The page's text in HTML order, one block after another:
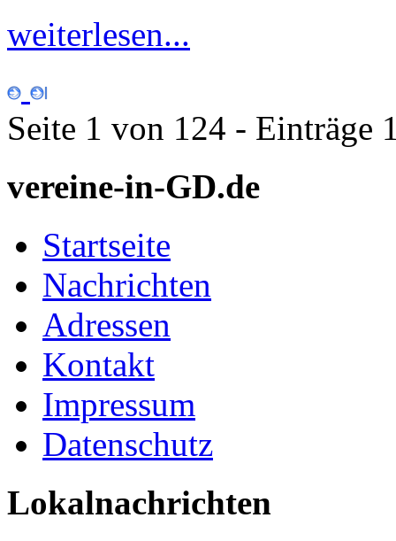
weiterlesen...
Seite 1 von 124 - Einträge
vereine-in-GD.de
Startseite
Nachrichten
Adressen
Kontakt
Impressum
Datenschutz
Lokalnachrichten